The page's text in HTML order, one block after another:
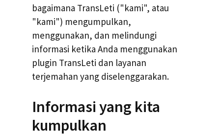
bagaimana TransLeti ("kami", atau
"kami") mengumpulkan,
menggunakan, dan melindungi
informasi ketika Anda menggunakan
plugin TransLeti dan layanan
terjemahan yang diselenggarakan.
Informasi yang kita
kumpulkan